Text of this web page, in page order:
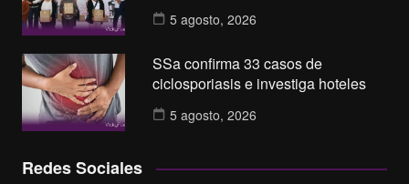
5 agosto, 2026
SSa confirma 33 casos de
ciclosporiasis e investiga hoteles
5 agosto, 2026
Redes Sociales